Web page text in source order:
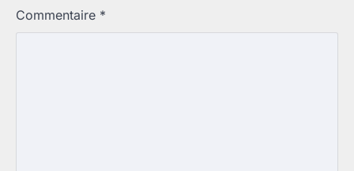
Commentaire *